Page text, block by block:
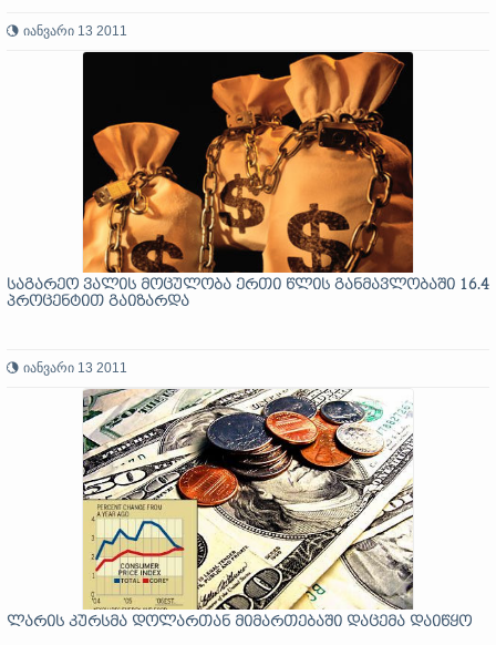
იანვარი 13 2011
საგარეო ვალის მოცულობა ერთი წლის განმავლობაში 16.4
პროცენტით გაიზარდა
იანვარი 13 2011
ლარის კურსმა დოლართან მიმართებაში დაცემა დაიწყო